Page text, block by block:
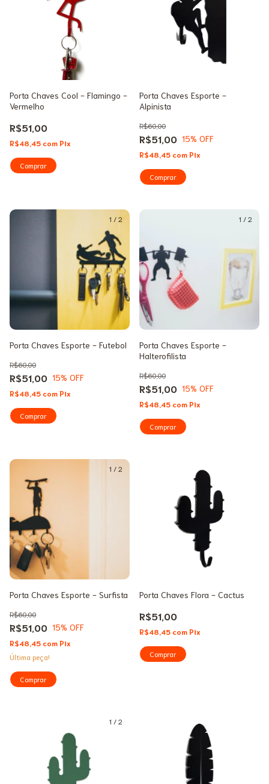
Porta Chaves Cool - Flamingo -
Vermelho
R$51,00
R$48,45 com Pix
Porta Chaves Esporte -
Alpinista
R$51,00
R$60,00
15% OFF
R$48,45 com Pix
Comprar
1 / 2
Porta Chaves Esporte - Futebol
R$51,00
R$60,00
15% OFF
R$48,45 com Pix
1 / 2
Porta Chaves Esporte -
Halterofilista
R$51,00
R$60,00
15% OFF
R$48,45 com Pix
1 / 2
Porta Chaves Esporte - Surfista
R$51,00
R$60,00
15% OFF
R$48,45 com Pix
Última peça!
Porta Chaves Flora - Cactus
R$51,00
R$48,45 com Pix
1 / 2